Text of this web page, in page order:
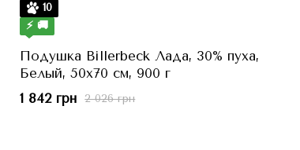
10
⚡ 🚚
Подушка Billerbeck Лада, 30% пуха,
Белый, 50x70 см, 900 г
2 026 грн
1 842 грн